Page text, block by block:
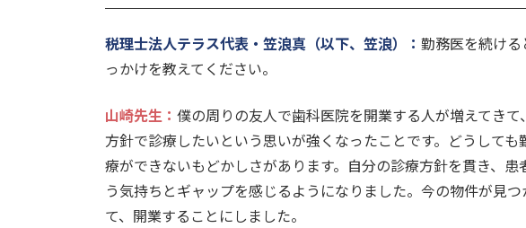
税理士法人テラス代表・笠浪真（以下、笠浪）： 勤務医を続け
っかけを教えてください。
山崎先生 ： 僕の周りの友人で歯科医院を開業する人が増えてき
方針で診療したいという思いが強くなったことです。どうして
療ができないもどかしさがあります。自分の診療方針を貫き、
う気持ちとギャップを感じるようになりました。今の物件が見
て、開業することにしました。